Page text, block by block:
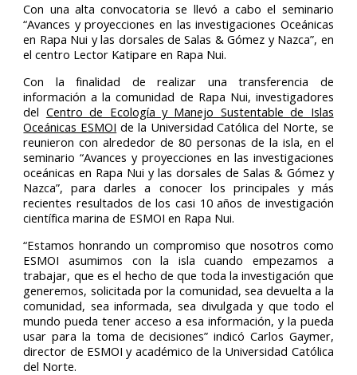
Con una alta convocatoria se llevó a cabo el seminario
“Avances y proyecciones en las investigaciones Oceánicas
en Rapa Nui y las dorsales de Salas & Gómez y Nazca”, en
el centro Lector Katipare en Rapa Nui.
Con la finalidad de realizar una transferencia de
información a la comunidad de Rapa Nui, investigadores
del Centro de Ecología y Manejo Sustentable de Islas
Oceánicas ESMOI de la Universidad Católica del Norte, se
reunieron con alrededor de 80 personas de la isla, en el
seminario “Avances y proyecciones en las investigaciones
oceánicas en Rapa Nui y las dorsales de Salas & Gómez y
Nazca”, para darles a conocer los principales y más
recientes resultados de los casi 10 años de investigación
científica marina de ESMOI en Rapa Nui.
“Estamos honrando un compromiso que nosotros como
ESMOI asumimos con la isla cuando empezamos a
trabajar, que es el hecho de que toda la investigación que
generemos, solicitada por la comunidad, sea devuelta a la
comunidad, sea informada, sea divulgada y que todo el
mundo pueda tener acceso a esa información, y la pueda
usar para la toma de decisiones” indicó Carlos Gaymer,
director de ESMOI y académico de la Universidad Católica
del Norte.